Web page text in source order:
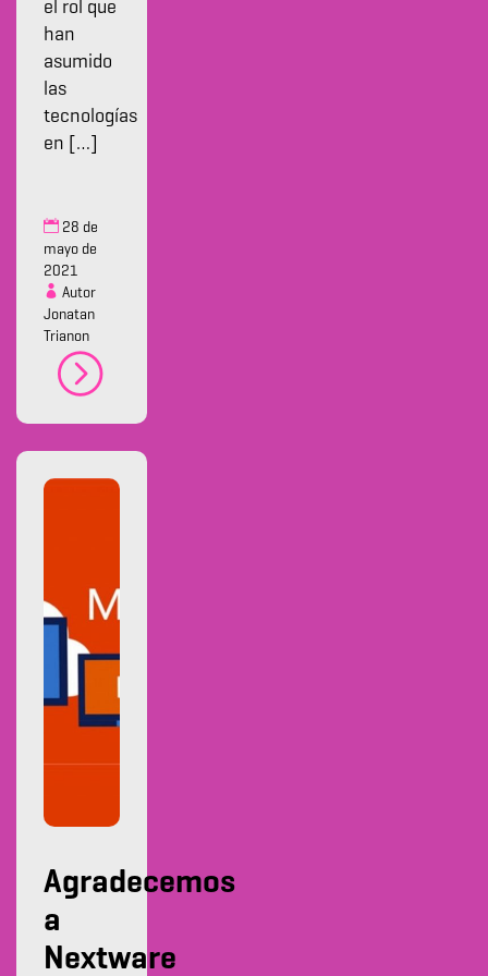
el rol que
han
asumido
las
tecnologías
en […]
28 de
mayo de
2021
Autor
Jonatan
Trianon
Agradecemos
a
Nextware